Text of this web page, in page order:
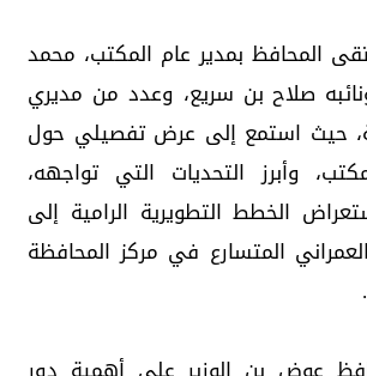
المحافظ بمدير عام المكتب، محمد
صلاح بن سريع، وعدد من مديري
حيث استمع إلى عرض تفصيلي حول
وأبرز التحديات التي تواجهه،
الخطط التطويرية الرامية إلى
المتسارع في مركز المحافظة